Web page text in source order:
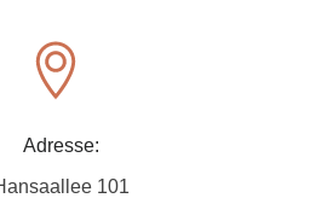
Adresse:
101